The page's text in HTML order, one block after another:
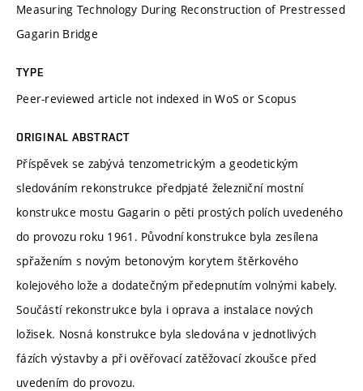
Measuring Technology During Reconstruction of Prestressed
Gagarin Bridge
TYPE
Peer-reviewed article not indexed in WoS or Scopus
ORIGINAL ABSTRACT
Příspěvek se zabývá tenzometrickým a geodetickým
sledováním rekonstrukce předpjaté železniční mostní
konstrukce mostu Gagarin o pěti prostých polích uvedeného
do provozu roku 1961. Původní konstrukce byla zesílena
spřažením s novým betonovým korytem štěrkového
kolejového lože a dodatečným předepnutím volnými kabely.
Součástí rekonstrukce byla i oprava a instalace nových
ložisek. Nosná konstrukce byla sledována v jednotlivých
fázích výstavby a při ověřovací zatěžovací zkoušce před
uvedením do provozu.